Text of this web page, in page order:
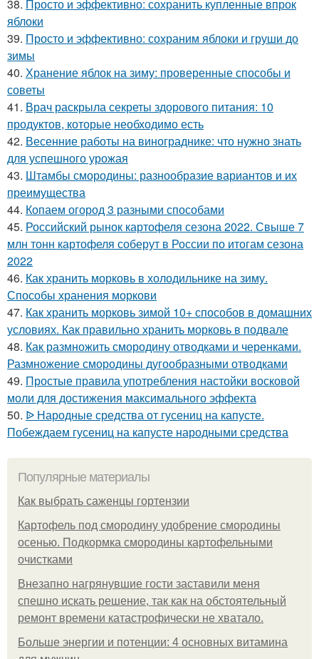
38. Просто и эффективно: сохранить купленные впрок
яблоки
39. Просто и эффективно: сохраним яблоки и груши до
зимы
40. Хранение яблок на зиму: проверенные способы и
советы
41. Врач раскрыла секреты здорового питания: 10
продуктов, которые необходимо есть
42. Весенние работы на винограднике: что нужно знать
для успешного урожая
43. Штамбы смородины: разнообразие вариантов и их
преимущества
44. Копаем огород 3 разными способами
45. Российский рынок картофеля сезона 2022. Свыше 7
млн тонн картофеля соберут в России по итогам сезона
2022
46. Как хранить морковь в холодильнике на зиму.
Способы хранения моркови
47. Как хранить морковь зимой 10+ способов в домашних
условиях. Как правильно хранить морковь в подвале
48. Как размножить смородину отводками и черенками.
Размножение смородины дугообразными отводками
49. Простые правила употребления настойки восковой
моли для достижения максимального эффекта
50. ᐉ Народные средства от гусениц на капусте.
Побеждаем гусениц на капусте народными средства
Популярные материалы
Как выбрать саженцы гортензии
Картофель под смородину удобрение смородины
осенью. Подкормка смородины картофельными
очистками
Внезапно нагрянувшие гости заставили меня
спешно искать решение, так как на обстоятельный
ремонт времени катастрофически не хватало.
Больше энергии и потенции: 4 основных витамина